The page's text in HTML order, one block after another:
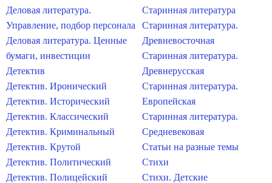
Деловая литература.
Управление, подбор персонала
Деловая литература. Ценные
бумаги, инвестиции
Детектив
Детектив. Иронический
Детектив. Исторический
Детектив. Классический
Детектив. Криминальный
Детектив. Крутой
Детектив. Политический
Детектив. Полицейский
Старинная литература
Старинная литература.
Древневосточная
Старинная литература.
Древнерусская
Старинная литература.
Европейская
Старинная литература.
Средневековая
Статьи на разные темы
Стихи
Стихи. Детские